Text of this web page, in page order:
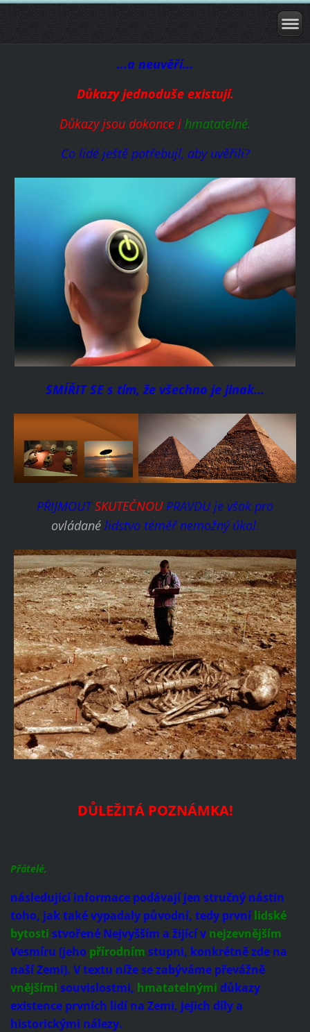
...a neuvěří...
Důkazy jednoduše existují.
Důkazy jsou dokonce i hmatatelné.
Co lidé ještě potřebují, aby uvěřili?
SMÍŘIT SE s tím, že všechno je jinak...
PŘIJMOUTSKUTEČNOUPRAVDU je však pro
ovládané lidstvo téměř nemožný úkol.
DŮLEŽITÁ POZNÁMKA!
Přátelé,
následující informace podávají jen stručný nástin
toho, jak také vypadaly původní, tedy prvnílidské
bytosti stvořené Nejvyšším a žijící v nejzevnějším
Vesmíru (jehopřírodním stupni, konkrétně zde na
naší Zemi). V textu níže se zabýváme převážně
vnějšími souvislostmi, hmatatelnými důkazy
existence prvních lidí na Zemi, jejich díly a
historickými nálezy.